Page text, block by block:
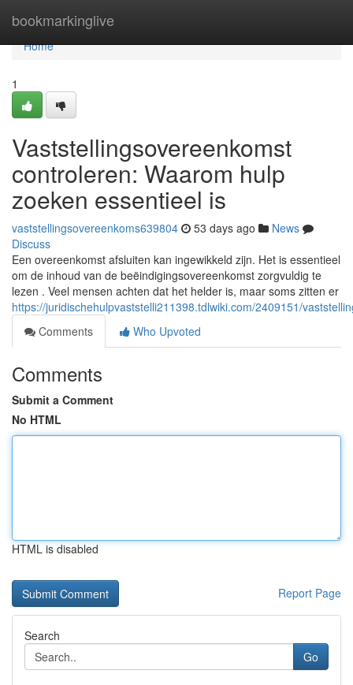
bookmarkinglive
Home
Home
1
Vaststellingsovereenkomst
controleren: Waarom hulp
zoeken essentieel is
vaststellingsovereenkoms639804 53 days ago
News
Discuss
Een overeenkomst afsluiten kan ingewikkeld zijn. Het is essentieel
om de inhoud van de beëindigingsovereenkomst zorgvuldig te
lezen . Veel mensen achten dat het helder is, maar soms zitten er
https://juridischehulpvaststelli211398.tdlwiki.com/2409151/
Comments
Who Upvoted
Comments
Submit a Comment
No HTML
HTML is disabled
Report Page
Search
Go